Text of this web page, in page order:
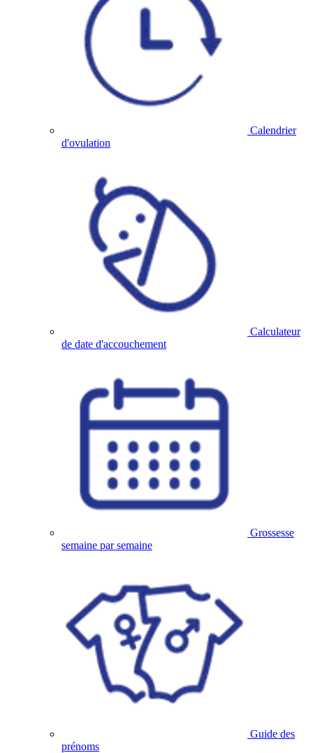
Calendrier
d'ovulation
Calculateur
de date d'accouchement
Grossesse
semaine par semaine
Guide des
prénoms